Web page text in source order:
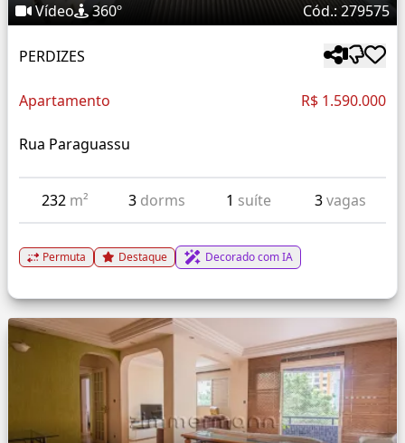
Vídeo 360º Cód.: 279575
PERDIZES
Apartamento R$ 1.590.000
Rua Paraguassu
232 m² 3 dorms 1 suíte 3vagas
Permuta Destaque Decorado com IA